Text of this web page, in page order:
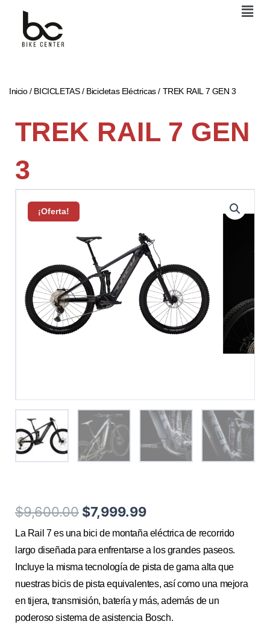
contenido
Inicio/ BICICLETAS/ Bicicletas Eléctricas/ TREK RAIL 7 GEN 3
TREK RAIL 7 GEN
3
¡Oferta!
$9,600.00 El
precio
original
era:
$9,600.00.
$7,999.99El
precio
actual
$7,999.99.
La Rail 7 es una bici de montaña eléctrica de recorrido
largo diseñada para enfrentarse a los grandes paseos.
Incluye la misma tecnología de pista de gama alta que
nuestras bicis de pista equivalentes, así como una mejora
en tijera, transmisión, batería y más, además de un
poderoso sistema de asistencia Bosch.